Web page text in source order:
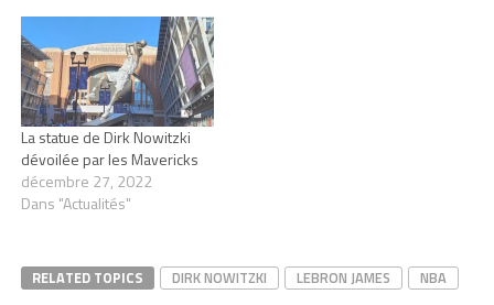
La statue de Dirk Nowitzki
dévoilée par les Mavericks
décembre 27, 2022
Dans "Actualités"
RELATED TOPICS DIRK NOWITZKI LEBRON JAMES NBA